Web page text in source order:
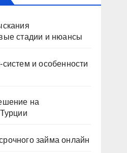
стадии и нюансы
и особенности
на
займа онлайн